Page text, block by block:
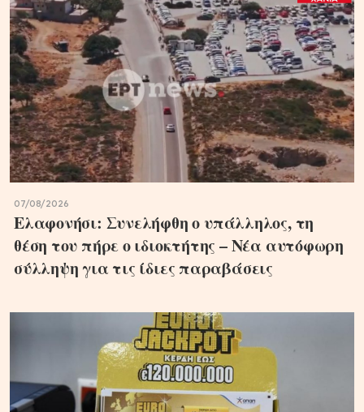
07/08/2026
Ελαφονήσι: Συνελήφθη ο υπάλληλος, τη
θέση του πήρε ο ιδιοκτήτης – Νέα αυτόφωρη
σύλληψη για τις ίδιες παραβάσεις